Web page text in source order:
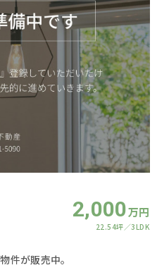
2,000万円
22.54坪 3LDK
件が販売中。